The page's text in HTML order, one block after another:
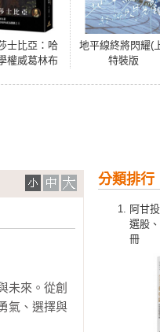
士比亞：哈
權威葛林布
地平線終將閃耀(
特裝版
分類排行
阿甘
選股
冊
未來。從創
氣、選擇與